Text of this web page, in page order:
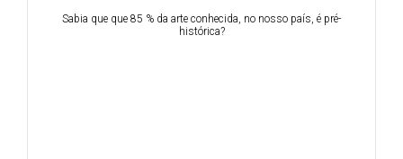
Sabia que que 85 % da arte conhecida, no nosso país, é pré-
histórica?